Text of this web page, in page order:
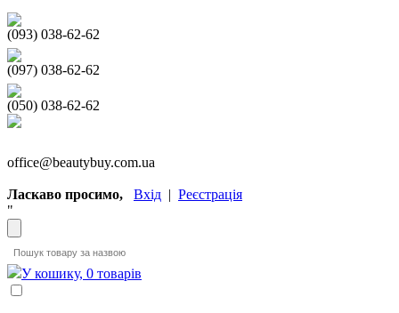
(093) 038-62-62
(097) 038-62-62
(050) 038-62-62
office@beautybuy.com.ua
Ласкаво просимо, Вхід | Реєстрація
"
У кошику, 0 товарів